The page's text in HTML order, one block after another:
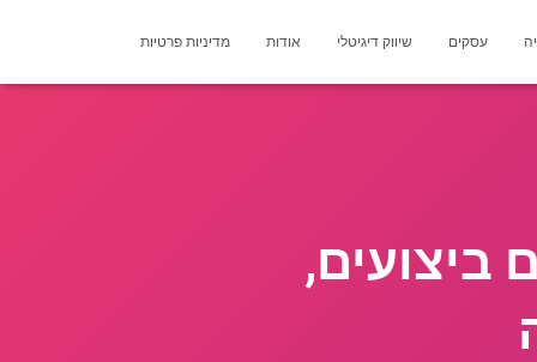
עסקים שיווק דיגיטלי אודות מדיניות פרטיות
ביצועים,